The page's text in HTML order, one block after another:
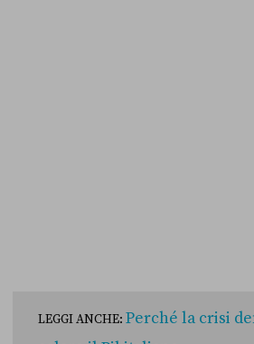
LEGGI ANCHE: Perché la crisi